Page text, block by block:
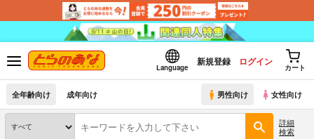
Language
新規登録 ログイン
カート
全年齢向け 成年向け 男性向け 女性向け
詳細
検索